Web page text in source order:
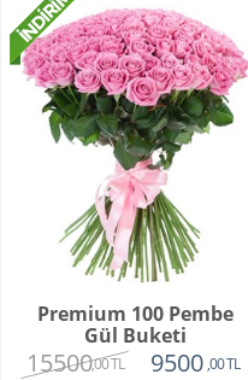
Premium 100 Pembe
Gül Buketi
15500,00 TL 9500 ,00 TL